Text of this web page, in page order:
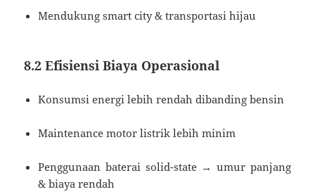
Mendukung smart city & transportasi hijau
8.2 Efisiensi Biaya Operasional
Konsumsi energi lebih rendah dibanding bensin
Maintenance motor listrik lebih minim
Penggunaan baterai solid-state → umur panjang
& biaya rendah